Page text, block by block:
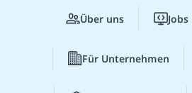
Über uns
Für Unternehmen